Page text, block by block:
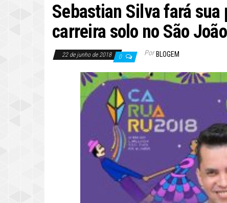
Sebastian Silva fará
carreira solo no São
22 de junho de 2018 0 Por BLOGEM